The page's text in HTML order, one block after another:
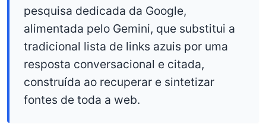
pesquisa dedicada da Google,
alimentada pelo Gemini, que substitui a
tradicional lista de links azuis por uma
resposta conversacional e citada,
construída ao recuperar e sintetizar
fontes de toda a web.